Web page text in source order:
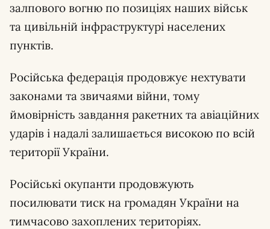
залпового вогню по позиціях наших військ
та цивільній інфраструктурі населених
пунктів.
Російська федерація продовжує нехтувати
законами та звичаями війни, тому
ймовірність завдання ракетних та авіаційних
ударів і надалі залишається високою по всій
території України.
Російські окупанти продовжують
посилювати тиск на громадян України на
тимчасово захоплених територіях.